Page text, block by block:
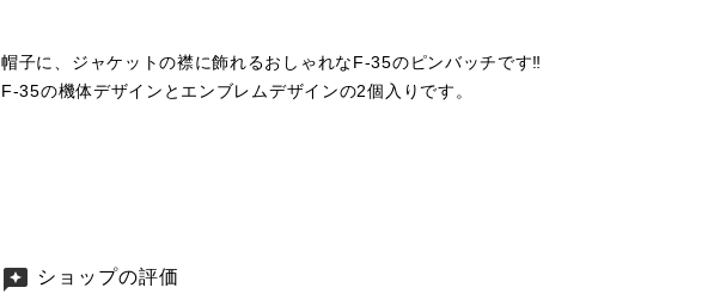
帽子に、ジャケットの襟に飾れるおしゃれなF-35のピンバッチです‼
F-35の機体デザインとエンブレムデザインの2個入りです。
ショップの評価